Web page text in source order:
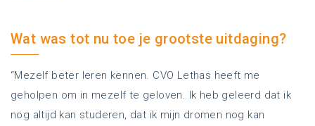
Wat was tot nu toe je grootste uitdaging?
“Mezelf beter leren kennen. CVO Lethas heeft me
geholpen om in mezelf te geloven. Ik heb geleerd dat ik
nog altijd kan studeren, dat ik mijn dromen nog kan